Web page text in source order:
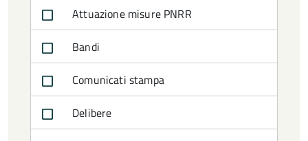
Attuazione misure PNRR
Bandi
Comunicati stampa
Delibere